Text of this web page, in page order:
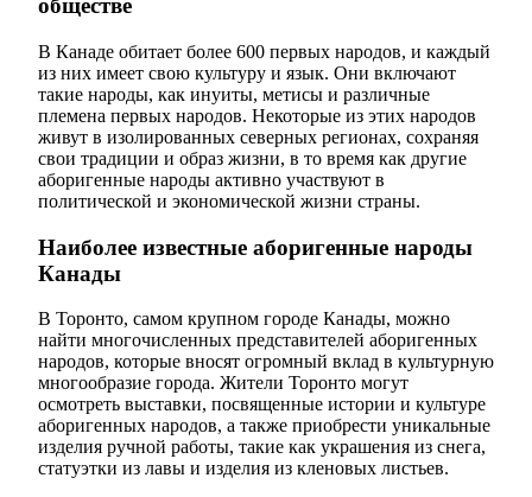
обществе
В Канаде обитает более 600 первых народов, и каждый
из них имеет свою культуру и язык. Они включают
такие народы, как инуиты, метисы и различные
племена первых народов. Некоторые из этих народов
живут в изолированных северных регионах, сохраняя
свои традиции и образ жизни, в то время как другие
аборигенные народы активно участвуют в
политической и экономической жизни страны.
Наиболее известные аборигенные народы
Канады
В Торонто, самом крупном городе Канады, можно
найти многочисленных представителей аборигенных
народов, которые вносят огромный вклад в культурную
многообразие города. Жители Торонто могут
осмотреть выставки, посвященные истории и культуре
аборигенных народов, а также приобрести уникальные
изделия ручной работы, такие как украшения из снега,
статуэтки из лавы и изделия из кленовых листьев.